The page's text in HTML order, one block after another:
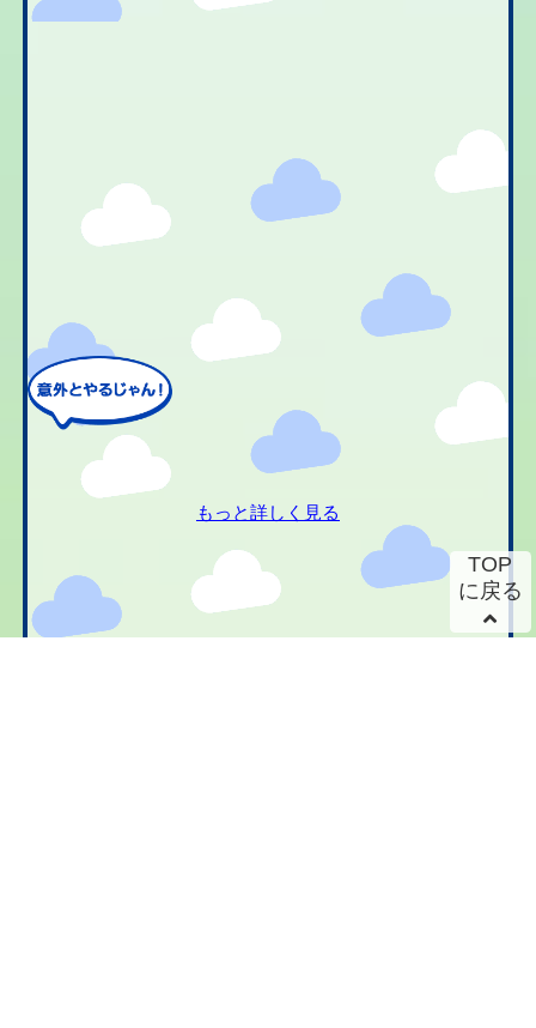
もっと詳しく見る
TOP
に戻る